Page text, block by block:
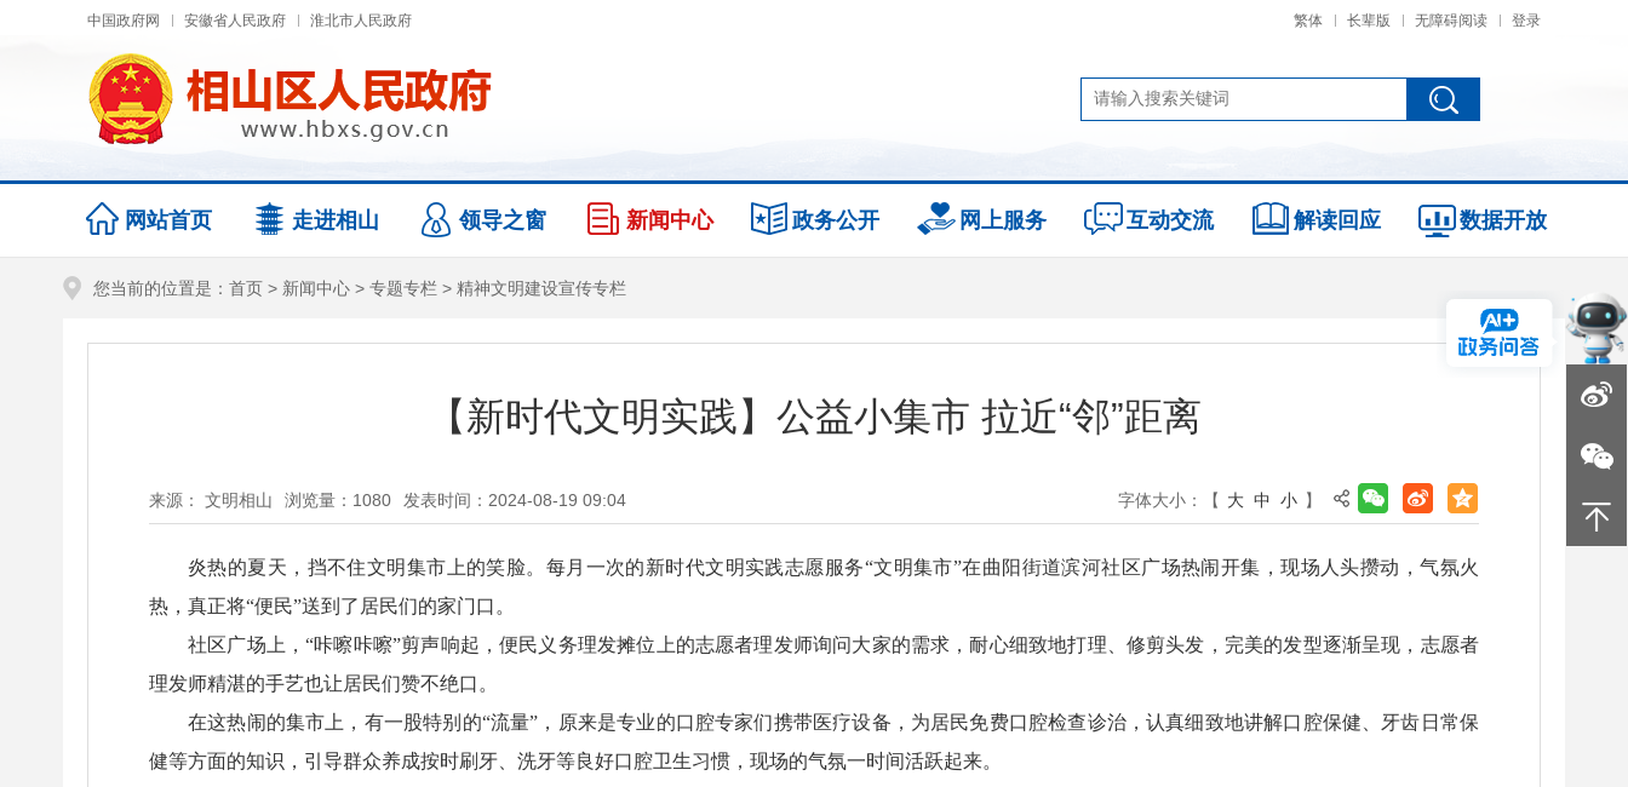
中国政府网 安徽省人民政府 淮北市人民政府 繁体 长辈版 无障碍阅读 登录
网站首页 走进相山 领导之窗 新闻中心 政务公开 网上服务 互动交流 解读回应 数据开放
您当前的位置是： 首页 > 新闻中心 > 专题专栏 > 精神文明建设宣传专栏
【新时代文明实践】公益小集市 拉近“邻”距离
来源： 文明相山 浏览量： 1080 发表时间：2024-08-19 09:04 字体大小：【 大 中 小 】
炎热的夏天，挡不住文明集市上的笑脸。每月一次的新时代文明实践志愿服务“文明集市”在曲阳街道滨河社区广场热闹开集，现场人头攒动，气氛火
热，真正将“便民”送到了居民们的家门口。
社区广场上，“咔嚓咔嚓”剪声响起，便民义务理发摊位上的志愿者理发师询问大家的需求，耐心细致地打理、修剪头发，完美的发型逐渐呈现，志愿者
理发师精湛的手艺也让居民们赞不绝口。
在这热闹的集市上，有一股特别的“流量”，原来是专业的口腔专家们携带医疗设备，为居民免费口腔检查诊治，认真细致地讲解口腔保健、牙齿日常保
健等方面的知识，引导群众养成按时刷牙、洗牙等良好口腔卫生习惯，现场的气氛一时间活跃起来。